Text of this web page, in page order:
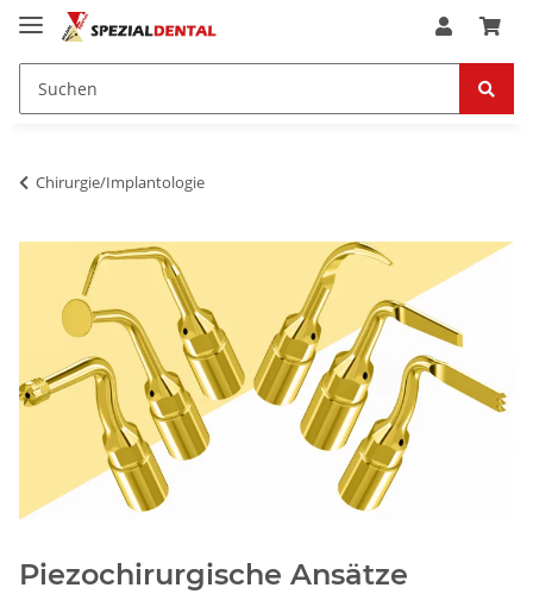
Chirurgie/Implantologie
Piezochirurgische Ansätze